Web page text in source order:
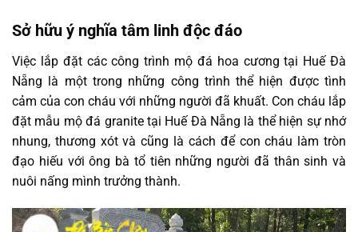
Sở hữu ý nghĩa tâm linh độc đáo
Việc lắp đặt các công trình mộ đá hoa cương tại Huế Đà
Nẵng là một trong những công trình thể hiện được tình
cảm của con cháu với những người đã khuất. Con cháu lắp
đặt mẫu mộ đá granite tại Huế Đà Nẵng là thể hiện sự nhớ
nhung, thương xót và cũng là cách để con cháu làm tròn
đạo hiếu với ông bà tổ tiên những người đã thân sinh và
nuôi nấng mình trưởng thành.